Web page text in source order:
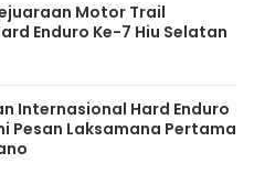
Motor Trail
Enduro Ke-7 Hiu Selatan
Internasional Hard Enduro
Pesan Laksamana Pertama